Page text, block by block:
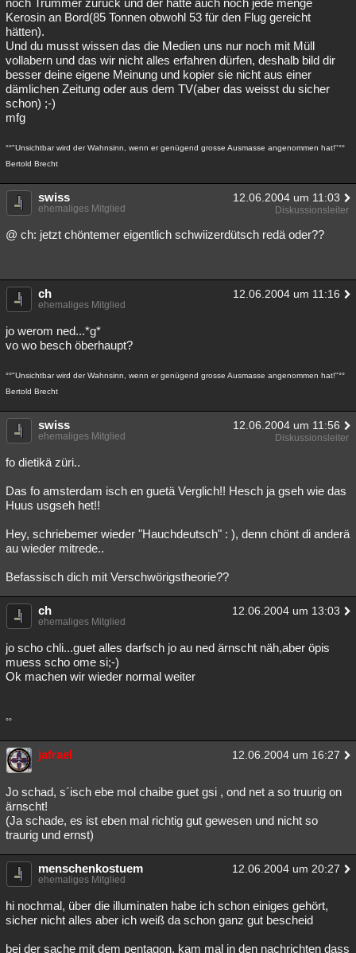
noch Trümmer zurück und der hatte auch noch jede menge
Kerosin an Bord(85 Tonnen obwohl 53 für den Flug gereicht
hätten).
Und du musst wissen das die Medien uns nur noch mit Müll
vollabern und das wir nicht alles erfahren dürfen, deshalb bild dir
besser deine eigene Meinung und kopier sie nicht aus einer
dämlichen Zeitung oder aus dem TV(aber das weisst du sicher
schon) ;-)
mfg
°°"Unsichtbar wird der Wahnsinn, wenn er genügend grosse Ausmasse angenommen hat!"°°
Bertold Brecht
swiss 12.06.2004 um 11:03
ehemaliges Mitglied Diskussionsleiter
@ ch: jetzt chöntemer eigentlich schwiizerdütsch redä oder??
ch 12.06.2004 um 11:16
ehemaliges Mitglied
jo werom ned...*g*
vo wo besch öberhaupt?
°°"Unsichtbar wird der Wahnsinn, wenn er genügend grosse Ausmasse angenommen hat!"°°
Bertold Brecht
swiss 12.06.2004 um 11:56
ehemaliges Mitglied Diskussionsleiter
fo dietikä züri..
Das fo amsterdam isch en guetä Verglich!! Hesch ja gseh wie das
Huus usgseh het!!
Hey, schriebemer wieder "Hauchdeutsch" : ), denn chönt di anderä
au wieder mitrede..
Befassisch dich mit Verschwörigstheorie??
ch 12.06.2004 um 13:03
ehemaliges Mitglied
jo scho chli...guet alles darfsch jo au ned ärnscht näh,aber öpis
muess scho ome si;-)
Ok machen wir wieder normal weiter
°°
jafrael 12.06.2004 um 16:27
Jo schad, s´isch ebe mol chaibe guet gsi , ond net a so truurig on
ärnscht!
(Ja schade, es ist eben mal richtig gut gewesen und nicht so
traurig und ernst)
menschenkostuem 12.06.2004 um 20:27
ehemaliges Mitglied
hi nochmal, über die illuminaten habe ich schon einiges gehört,
sicher nicht alles aber ich weiß da schon ganz gut bescheid
bei der sache mit dem pentagon, kam mal in den nachrichten dass